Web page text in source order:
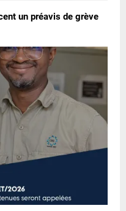
un préavis de grève